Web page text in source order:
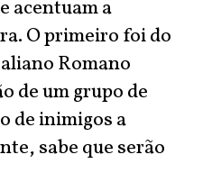
acentuam a
O primeiro foi do
Romano
de um grupo de
de inimigos a
sabe que serão